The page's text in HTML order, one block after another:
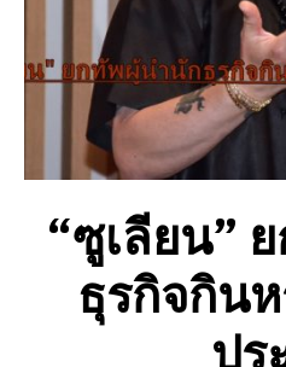
“ซูเลียน”
ธุรกิจกิน